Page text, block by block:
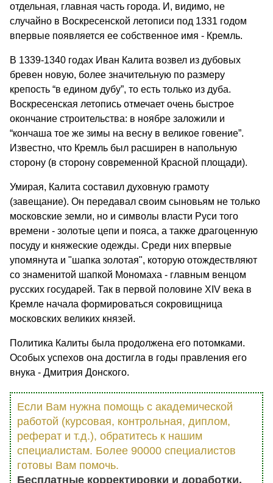
отдельная, главная часть города. И, видимо, не
случайно в Воскресенской летописи под 1331 годом
впервые появляется ее собственное имя - Кремль.
В 1339-1340 годах Иван Калита возвел из дубовых
бревен новую, более значительную по размеру
крепость “в едином дубу”, то есть только из дуба.
Воскресенская летопись отмечает очень быстрое
окончание строительства: в ноябре заложили и
“кончаша тое же зимы на весну в великое говение”.
Известно, что Кремль был расширен в напольную
сторону (в сторону современной Красной площади).
Умирая, Калита составил духовную грамоту
(завещание). Он передавал своим сыновьям не только
московские земли, но и символы власти Руси того
времени - золотые цепи и пояса, а также драгоценную
посуду и княжеские одежды. Среди них впервые
упомянута и "шапка золотая", которую отождествляют
со знаменитой шапкой Мономаха - главным венцом
русских государей. Так в первой половине XIV века в
Кремле начала формироваться сокровищница
московских великих князей.
Политика Калиты была продолжена его потомками.
Особых успехов она достигла в годы правления его
внука - Дмитрия Донского.
Если Вам нужна помощь с академической
работой (курсовая, контрольная, диплом,
реферат и т.д.), обратитесь к нашим
специалистам. Более 90000 специалистов
готовы Вам помочь.
Бесплатные корректировки и доработки.